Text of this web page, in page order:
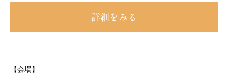
詳細をみる
【会場】